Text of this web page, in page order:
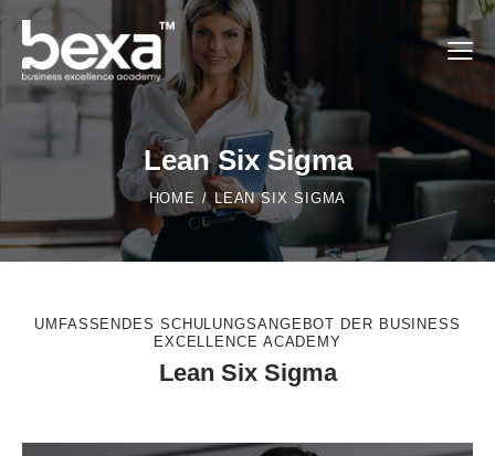
Lean Six Sigma
HOME LEAN SIX SIGMA
UMFASSENDES SCHULUNGSANGEBOT DER BUSINESS
EXCELLENCE ACADEMY
Lean Six Sigma